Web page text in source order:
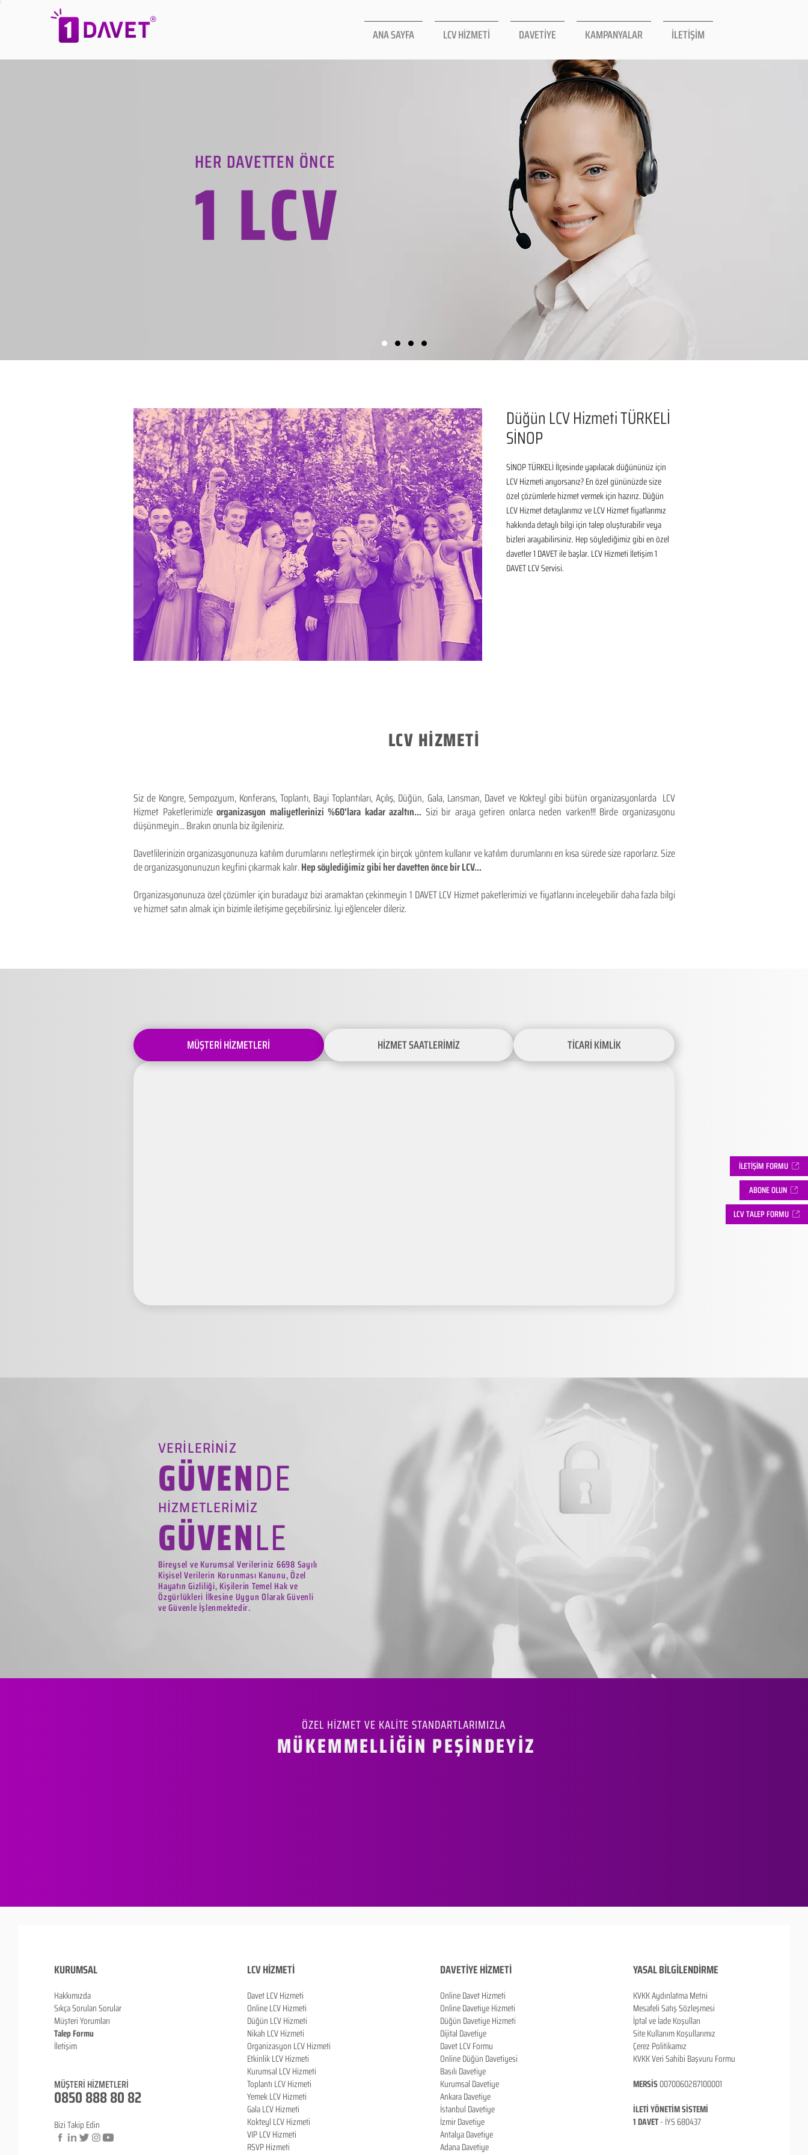
ANA SAYFA LCV HİZMETİ DAVETİYE KAMPANYALAR İLETİŞİM
ABONE OLUN
LCV TALEP FORMU
İLETİŞİM FORMU
HER DAVETTEN ÖNCE
1 LCV
Düğün LCV Hizmeti TÜRKELİ
SİNOP
SİNOP TÜRKELİ İlçesinde yapılacak düğününüz için
LCV Hizmeti arıyorsanız? En özel gününüzde size
özel çözümlerle hizmet vermek için hazırız. Düğün
LCV Hizmet detaylarımız ve LCV Hizmet fiyatlarımız
hakkında detaylı bilgi için talep oluşturabilir veya
bizleri arayabilirsiniz. Hep söylediğimiz gibi en özel
davetler 1 DAVET ile başlar. LCV Hizmeti İletişim 1
DAVET LCV Servisi.
LCV HİZMETİ
Siz de Kongre, Sempozyum, Konferans, Toplantı, Bayi Toplantıları, Açılış, Düğün, Gala, Lansman, Davet ve Kokteyl gibi bütün organizasyonlarda LCV
Hizmet Paketlerimizleorganizasyon maliyetlerinizi %60'lara kadar azaltın... Sizi bir araya getiren onlarca neden varken!!! Birde organizasyonu
düşünmeyin... Bırakın onunla biz ilgileniriz.
Davetlilerinizin organizasyonunuza katılım durumlarını netleştirmek için birçok yöntem kullanır ve katılım durumlarını en kısa sürede size raporlarız. Size
de organizasyonunuzun keyfini çıkarmak kalır.Hep söylediğimiz gibi her davetten önce bir LCV...
Organizasyonunuza özel çözümler için buradayız bizi aramaktan çekinmeyin 1 DAVET LCV Hizmet paketlerimizi ve fiyatlarını inceleyebilir daha fazla bilgi
ve hizmet satın almak için bizimle iletişime geçebilirsiniz. İyi eğlenceler dileriz.
MÜŞTERİ HİZMETLERİ HİZMET SAATLERİMİZ TİCARİ KİMLİK
VERİLERİNİZ
GÜVENDE
HİZMETLERİMİZ
GÜVENLE
Bireysel ve Kurumsal Verileriniz 6698 Sayılı
Kişisel Verilerin Korunması Kanunu, Özel
Hayatın Gizliliği, Kişilerin Temel Hak ve
Özgürlükleri İlkesine Uygun Olarak Güvenli
ve Güvenle İşlenmektedir.
ÖZEL HİZMET VE KALİTE STANDARTLARIMIZLA
MÜKEMMELLİĞİN PEŞİNDEYİZ
KURUMSAL
Hakkımızda
Sıkça Sorulan Sorular
Müşteri Yorumları
Talep Formu
İletişim
MÜŞTERİ HİZMETLERİ
0850 888 80 82
Bizi Takip Edin
LCV HİZMETİ
Davet LCV Hizmeti
Online LCV Hizmeti
Düğün LCV Hizmeti
Nikah LCV Hizmeti
Organizasyon LCV Hizmeti
Etkinlik LCV Hizmeti
Kurumsal LCV Hizmeti
Toplantı LCV Hizmeti
Yemek LCV Hizmeti
Gala LCV Hizmeti
Kokteyl LCV Hizmeti
VIP LCV Hizmeti
RSVP Hizmeti
DAVETİYE HİZMETİ
Online Davet Hizmeti
Online Davetiye Hizmeti
Düğün Davetiye Hizmeti
Dijital Davetiye
Davet LCV Formu
Online Düğün Davetiyesi
Basılı Davetiye
Kurumsal Davetiye
Ankara Davetiye
İstanbul Davetiye
İzmir Davetiye
Antalya Davetiye
Adana Davetiye
YASAL BİLGİLENDİRME
KVKK Aydınlatma Metni
Mesafeli Satış Sözleşmesi
İptal ve İade Koşulları
Site Kullanım Koşullarımız
Çerez Politikamız
KVKK Veri Sahibi Başvuru Formu
MERSİS0070060287100001
İLETİ YÖNETİM SİSTEMİ
1 DAVET- İYS 680437